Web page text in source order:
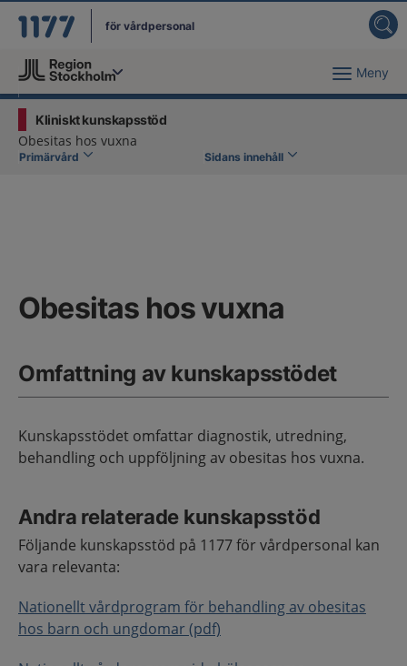
för vårdpersonal
Du har valt region Meny
Kliniskt kunskapsstöd
Obesitas hos vuxna
Primärvård Sidans innehåll
Obesitas hos vuxna
Omfattning av kunskapsstödet
Kunskapsstödet omfattar diagnostik, utredning,
behandling och uppföljning av obesitas hos vuxna.
Andra relaterade kunskapsstöd
Följande kunskapsstöd på 1177 för vårdpersonal kan
vara relevanta:
Nationellt vårdprogram för behandling av obesitas
hos barn och ungdomar (pdf)